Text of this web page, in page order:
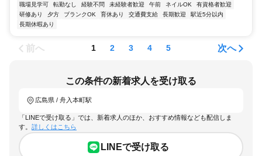
職場見学可
転勤なし 経験不問 未経験者歓迎 午前 ネイルOK
有資格者歓迎
研修あり
夕方 ブランクOK 育休あり 交通費支給 長期歓迎
駅近5分以内
長期休暇あり
前へ 1 2 3 4 5 次へ
この条件の新着求人を受け取る
広島県 / 舟入本町駅
「LINEで受け取る」では、新着求人のほか、おすすめ情報なども配信しま
す。 詳しくはこちら
LINEで受け取る